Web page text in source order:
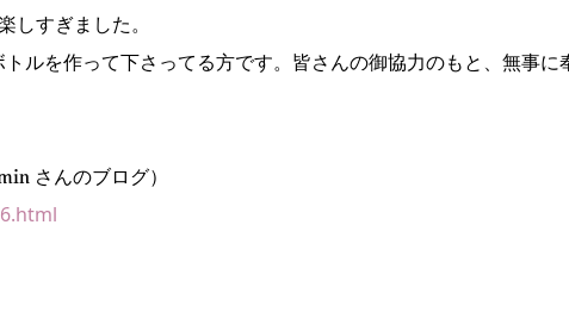
すぎました。
ルを作って下さってる方です。皆さんの御協力のもと、無事に
さんのブログ）